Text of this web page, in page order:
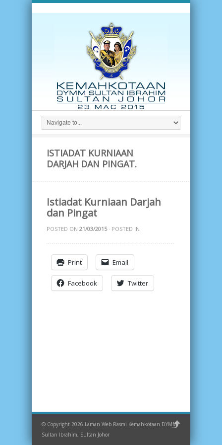
ISTIADAT KURNIAAN
DARJAH DAN PINGAT.
Istiadat Kurniaan Darjah
dan Pingat
POSTED ON 21/03/2015· POSTED IN
Print Email
Facebook Twitter
© Copyright 2026 Laman Web Rasmi Kemahkotaan DYMM
Sultan Ibrahim, Sultan Johor